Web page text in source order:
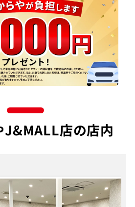
J&MALL店の店内